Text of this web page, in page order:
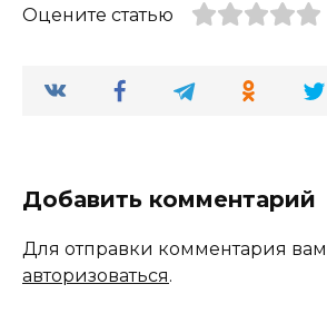
Оцените статью
Добавить комментарий
Для отправки комментария
авторизоваться.